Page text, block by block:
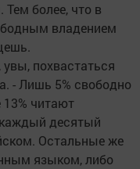
более, что в
владением
похвастаться
- Лишь 5% свободно
читают
десятый
Остальные же
языком, либо